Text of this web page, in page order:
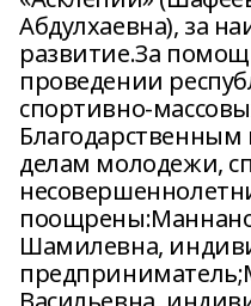
Абдулхаевна), за
развитие.За
проведении
спортивно-
делам молодежи,
Шамилевна,